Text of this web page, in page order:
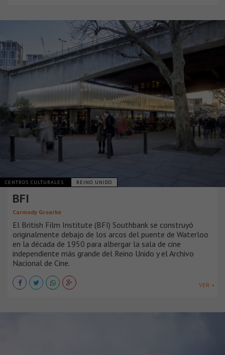
CENTROS CULTURALES REINO UNIDO
BFI
Carmody Groarke
El British Film Institute (BFI) Southbank se construyó
originalmente debajo de los arcos del puente de Waterloo
en la década de 1950 para albergar la sala de cine
independiente más grande del Reino Unido y el Archivo
Nacional de Cine.
VER +